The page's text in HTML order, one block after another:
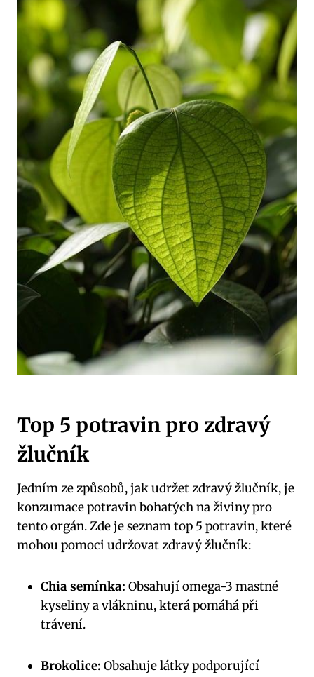
Top 5 potravin pro zdravý
žlučník
Jedním ze způsobů, jak udržet zdravý žlučník, je
konzumace potravin bohatých na živiny pro
tento orgán. Zde je seznam top 5 potravin, které
mohou pomoci udržovat zdravý žlučník:
Chia semínka: Obsahují omega-3 mastné
kyseliny a vlákninu, která pomáhá při
trávení.
Brokolice: Obsahuje látky podporující